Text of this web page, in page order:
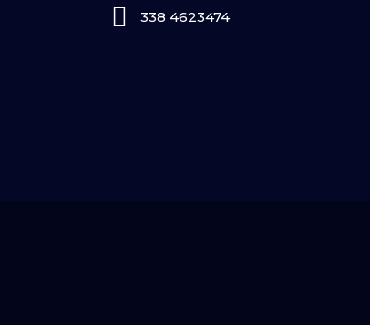
338 4623474